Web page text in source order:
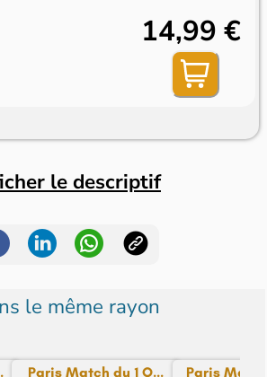
14,99 €
le descriptif
le même rayon
Paris Match du 1 O... Paris